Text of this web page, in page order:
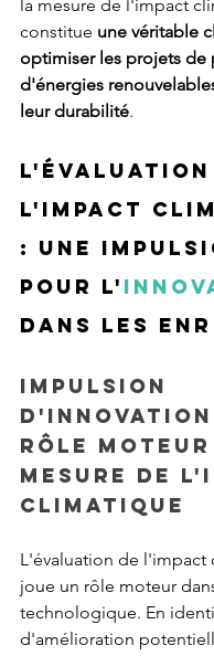
la mesure de l'impact
constitue une véritable
optimiser les projets de
d'énergies
leur durabilité.
L'évaluation
l'impact
: une
pour l'
dans les EnR
Impulsion
rôle moteur
mesure de
climatique
L'évaluation de l'impact
joue un rôle moteur
technologique. En
d'amélioration